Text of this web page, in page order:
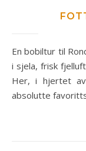
En bobiltur til Rondane gir oss alltid det vi lengter etter: Ro
i sjela, frisk
Her, i hjertet
absolutte